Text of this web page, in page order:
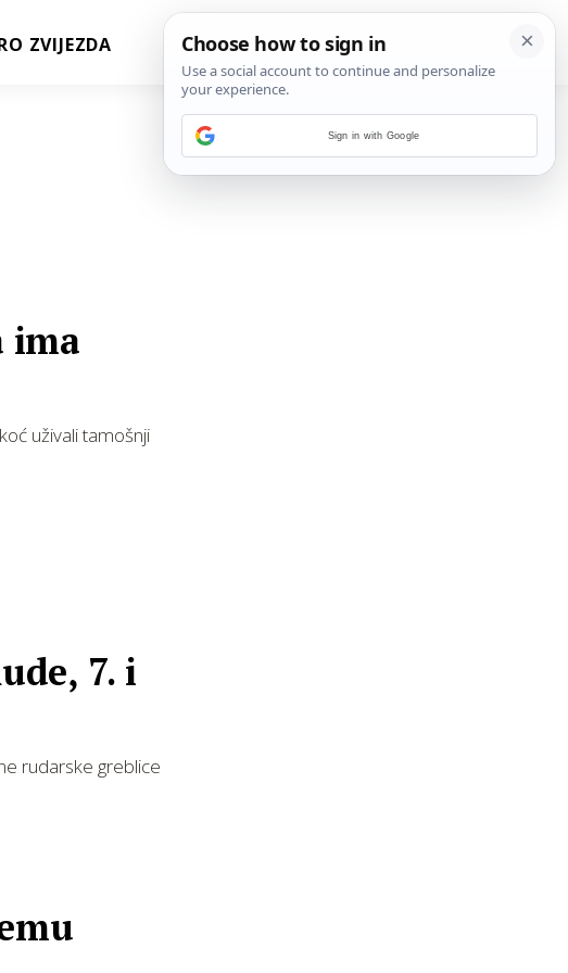
ZVIJEZDA
ima
uživali tamošnji
7. i
rudarske greblice
Sign in with Google